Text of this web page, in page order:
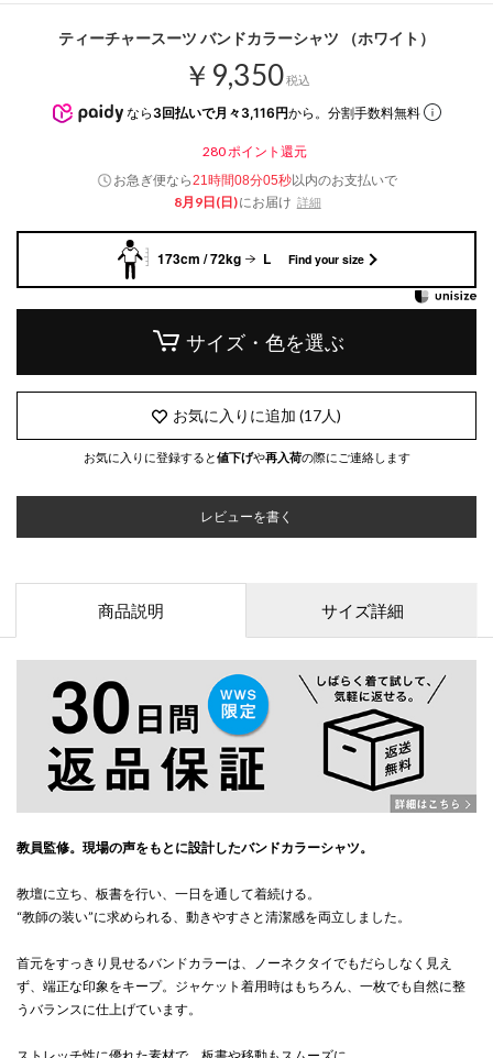
ティーチャースーツ バンドカラーシャツ （ホワイト）
￥9,350税込
なら 3回払いで月々3,116円から。分割手数料無料
280 ポイント還元
お急ぎ便なら21時間08分04秒以内のお支払いで
8月9日(日)にお届け 詳細
173cm / 72kg L Find your size
サイズ・色を選ぶ
お気に入りに追加 (17人)
お気に入りに登録すると値下げや再入荷の際にご連絡します
レビューを書く
商品説明 サイズ詳細
教員監修。現場の声をもとに設計したバンドカラーシャツ。
教壇に立ち、板書を行い、一日を通して着続ける。
“教師の装い”に求められる、動きやすさと清潔感を両立しました。
首元をすっきり見せるバンドカラーは、ノーネクタイでもだらしなく見え
ず、端正な印象をキープ。ジャケット着用時はもちろん、一枚でも自然に整
うバランスに仕上げています。